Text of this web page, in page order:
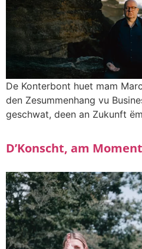
De Konterbont huet mam
den Zesummenhang vu
geschwat, deen an Zukunft
D’Konscht, am